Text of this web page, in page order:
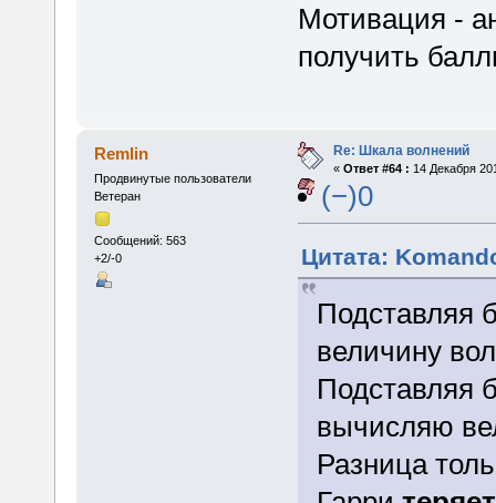
Мотивация -
получить
Remlin
Продвинутые пользователи
Ветеран
Сообщений: 563
+2/-0
Re: Шкала волнений
« Ответ #64 : 14 Декабря
(−)0
Цитата:
Подставляя
величину
Подставляя
вычисляю
Разница